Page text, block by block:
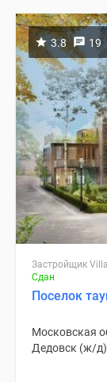
3.8 19
Застройщик
Сдан
Поселок
Московская
Дедовск (ж/д)